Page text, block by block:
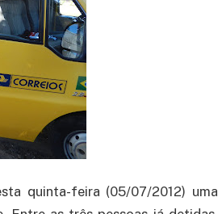
quinta-feira (05/07/2012) uma